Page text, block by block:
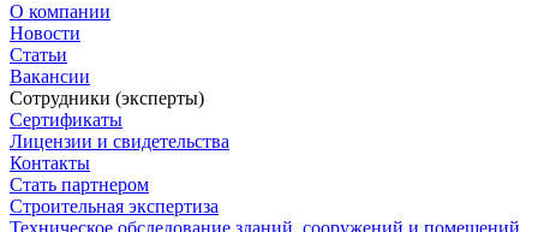
О компании
Новости
Статьи
Вакансии
Сотрудники (эксперты)
Сертификаты
Лицензии и свидетельства
Контакты
Стать партнером
Строительная экспертиза
Техническое обследование зданий, сооружений и помещений